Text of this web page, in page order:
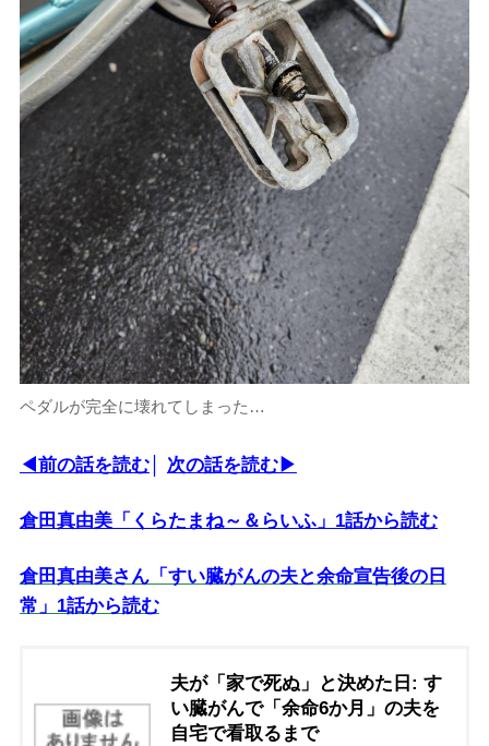
ペダルが完全に壊れてしまった…
◀前の話を読む│ 次の話を読む▶
倉田真由美「くらたまね～＆らいふ」1話から読む
倉田真由美さん「すい臓がんの夫と余命宣告後の日
常」1話から読む
夫が「家で死ぬ」と決めた日: す
い臓がんで「余命6か月」の夫を
自宅で看取るまで